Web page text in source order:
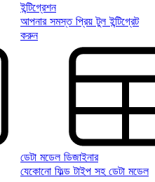
ইন্টিগ্রেশন
আপনার সমস্ত প্রিয় টুল ইন্টিগ্রেট
করুন
ডেটা মডেল ডিজাইনার
যেকোনো ফিল্ড টাইপ সহ ডেটা মডেল